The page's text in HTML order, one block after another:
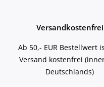
Versandkostenfrei
Ab 50,- EUR Bestellwert
Versand kostenfrei
Deutschlands)